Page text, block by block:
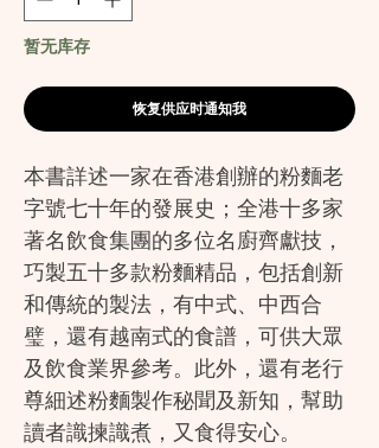
暂无库存
恢复供应时通知我
本書詳述一家在香港創辦的粉麵老
字號七十年的發展史；全港十多家
著名飲食集團的多位名廚齊獻技，
巧製五十多款粉麵精品，包括創新
和傳統的製法，有中式、中西合
璧，還有越南式的食譜，可供大眾
及飲食業界參考。此外，還有老行
尊細述粉麵製作秘聞及新知，幫助
讀者識揀識煮，又食得安心。